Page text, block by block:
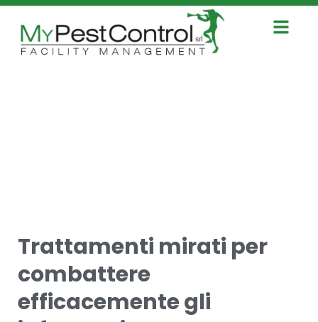
Trattamenti mirati per
combattere
efficacemente gli